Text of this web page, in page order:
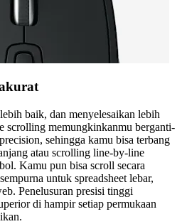
baik, dan menyelesaikan lebih
scrolling memungkinkanmu berganti-
sehingga kamu bisa terbang
atau scrolling line-by-line
Kamu pun bisa scroll secara
untuk spreadsheet lebar,
Penelusuran presisi tinggi
di hampir setiap permukaan